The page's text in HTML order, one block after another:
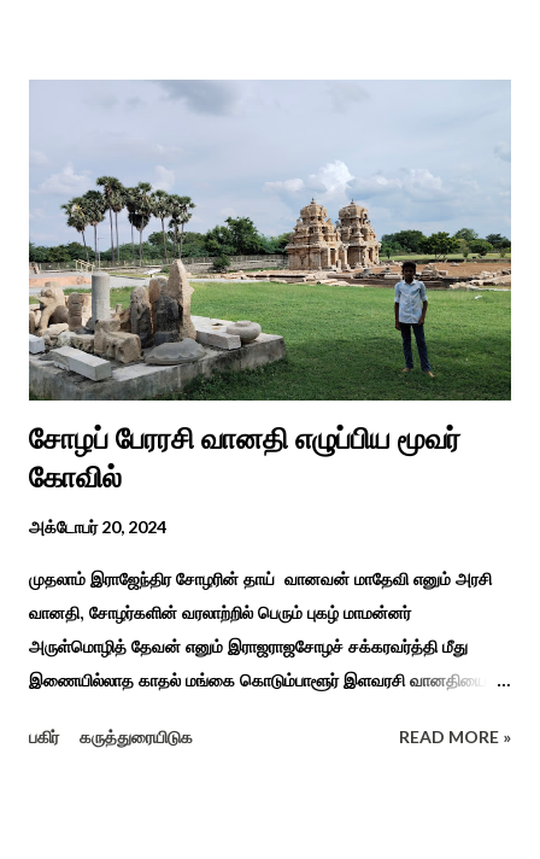
நிகழ்ச்சிகள், கருத்தரங்குகள் மற்றும் உதவிகள் வழங்கும் விழாக்கள்
பல்கலைக்கழகத்தின் சிறப்புக் கல்வி மற்றும் மறுவாழ்வு அறிவியல்
துறை, மற்றும் டாக்டர் அழகப்பா கல்வி அறிவியல் நிறுவனம் , மற்றும்
காரைக்குடி ஹெரிடேஜ் ரோட்டரி கிளப், மற்றும் மாற்றுத்
திறனாளிகளுக்கான மல்டிமோடல் மெட்டீரியல் உற்பத்திக்கான மையம்,
மற்றும் ஐடி மற்றும் ஆட்டிசத்திற்கான அழகப்பா பல்கலைக்கழக
சிறப்புப் பள்ளி சார்பில் இந்த ஆணடு விழா சர்வதேச மாற்று...
சோழப் பேரரசி வானதி எழுப்பிய மூவர்
கோவில்
அக்டோபர் 20, 2024
முதலாம் இராஜேந்திர சோழரின் தாய் வானவன் மாதேவி எனும் அரசி
வானதி, சோழர்களின் வரலாற்றில் பெரும் புகழ் மாமன்னர்
அருள்மொழித் தேவன் எனும் இராஜராஜசோழச் சக்கரவர்த்தி மீது
இணையில்லாத காதல் மங்கை கொடும்பாளூர் இளவரசி வானதியை
கடற்படையின் பரப்பை இலங்கை வரை சென்று வென்று வந்த
பகிர் கருத்துரையிடுக READ MORE »